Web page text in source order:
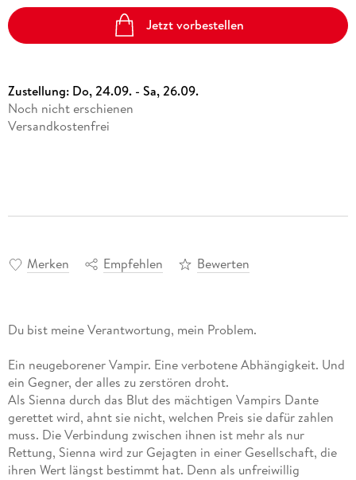
Jetzt vorbestellen
Zustellung: Do, 24.09. - Sa, 26.09.
Noch nicht erschienen
Versandkostenfrei
Merken Empfehlen Bewerten
Du bist meine Verantwortung, mein Problem.
Ein neugeborener Vampir. Eine verbotene Abhängigkeit. Und
ein Gegner, der alles zu zerstören droht.
Als Sienna durch das Blut des mächtigen Vampirs Dante
gerettet wird, ahnt sie nicht, welchen Preis sie dafür zahlen
muss. Die Verbindung zwischen ihnen ist mehr als nur
Rettung, Sienna wird zur Gejagten in einer Gesellschaft, die
ihren Wert längst bestimmt hat. Denn als unfreiwillig